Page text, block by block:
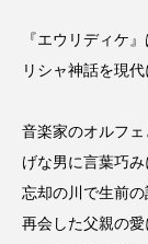
『エウリディケ
リシャ神話を現
音楽家のオルフ
げな男に言葉巧
忘却の川で生前
再会した父親の